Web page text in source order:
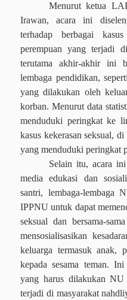
Menurut ketua
Irawan, acara ini
terhadap berbagai
perempuan yang terjadi
terutama akhir-akhir ini
lembaga pendidikan,
yang dilakukan oleh
korban. Menurut data
menduduki peringkat ke
kasus kekerasan seksual,
yang menduduki peringkat
Selain itu, acara
media edukasi dan
santri, lembaga-lembaga
IPPNU untuk dapat
seksual dan bersama-
mensosialisasikan
keluarga termasuk anak,
kepada sesama teman.
yang harus dilakukan
terjadi di masyarakat